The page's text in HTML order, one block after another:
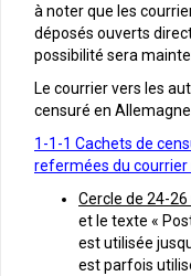
à noter que les
déposés ouverts
possibilité sera
Le courrier vers les
censuré en Allemagne.
1-1-1 Cachets de
refermées du courrier
Cercle de 24-
et le texte «
est utilisée
est parfois